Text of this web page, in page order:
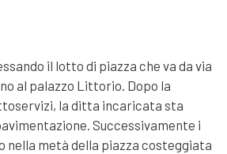
il lotto di piazza che va da via
al palazzo Littorio. Dopo la
la ditta incaricata sta
Successivamente i
nella metà della piazza costeggiata